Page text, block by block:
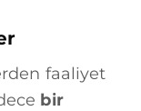
faaliyet
bir